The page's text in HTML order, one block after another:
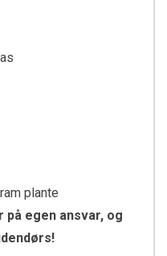
plante
på egen ansvar, og